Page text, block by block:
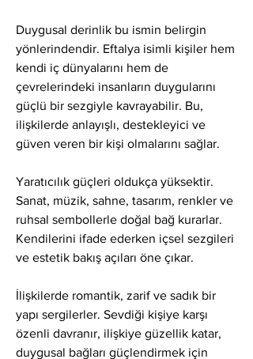
Duygusal derinlik bu ismin belirgin
yönlerindendir. Eftalya isimli kişiler hem
kendi iç dünyalarını hem de
çevrelerindeki insanların duygularını
güçlü bir sezgiyle kavrayabilir. Bu,
ilişkilerde anlayışlı, destekleyici ve
güven veren bir kişi olmalarını sağlar.
Yaratıcılık güçleri oldukça yüksektir.
Sanat, müzik, sahne, tasarım, renkler ve
ruhsal sembollerle doğal bağ kurarlar.
Kendilerini ifade ederken içsel sezgileri
ve estetik bakış açıları öne çıkar.
İlişkilerde romantik, zarif ve sadık bir
yapı sergilerler. Sevdiği kişiye karşı
özenli davranır, ilişkiye güzellik katar,
duygusal bağları güçlendirmek için